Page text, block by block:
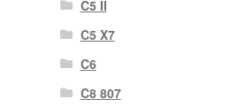
C5 II
C5 X7
C6
C8 807